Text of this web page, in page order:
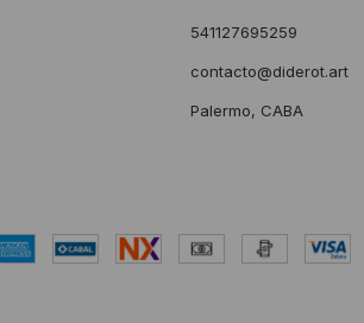
541127695259
contacto@diderot.art
Palermo, CABA